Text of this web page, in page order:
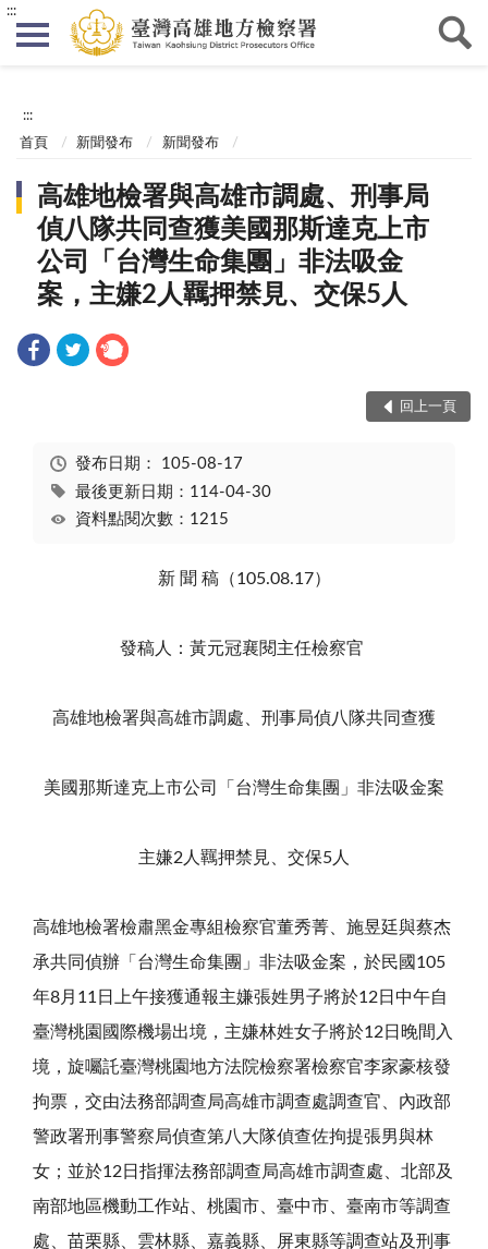
:::
:::
首頁 新聞發布 新聞發布
高雄地檢署與高雄市調處、刑事局
偵八隊共同查獲美國那斯達克上市
公司「台灣生命集團」非法吸金
案，主嫌2人羈押禁見、交保5人
回上一頁
發布日期： 105-08-17
最後更新日期：114-04-30
資料點閱次數：1215
新 聞 稿（105.08.17）
發稿人：黃元冠襄閱主任檢察官
高雄地檢署與高雄市調處、刑事局偵八隊共同查獲
美國那斯達克上市公司「台灣生命集團」非法吸金案
主嫌2人羈押禁見、交保5人
高雄地檢署檢肅黑金專組檢察官董秀菁、施昱廷與蔡杰
承共同偵辦「台灣生命集團」非法吸金案，於民國105
年8月11日上午接獲通報主嫌張姓男子將於12日中午自
臺灣桃園國際機場出境，主嫌林姓女子將於12日晚間入
境，旋囑託臺灣桃園地方法院檢察署檢察官李家豪核發
拘票，交由法務部調查局高雄市調查處調查官、內政部
警政署刑事警察局偵查第八大隊偵查佐拘提張男與林
女；並於12日指揮法務部調查局高雄市調查處、北部及
南部地區機動工作站、桃園市、臺中市、臺南市等調查
處、苗栗縣、雲林縣、嘉義縣、屏東縣等調查站及刑事